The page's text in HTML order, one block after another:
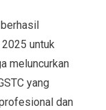
untuk
meluncurkan
yang
dan